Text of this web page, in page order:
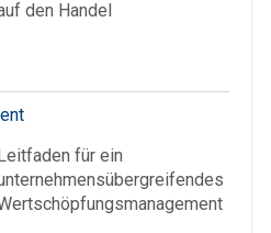
den Handel
für ein